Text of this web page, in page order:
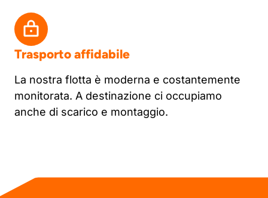
Trasporto affidabile
La nostra flotta è moderna e costantemente
monitorata. A destinazione ci occupiamo
anche di scarico e montaggio.